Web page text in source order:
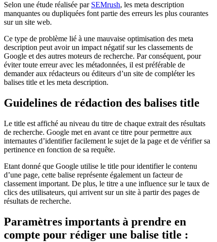
Selon une étude réalisée par SEMrush, les meta description
manquantes ou dupliquées font partie des erreurs les plus courantes
sur un site web.
Ce type de problème lié à une mauvaise optimisation des meta
description peut avoir un impact négatif sur les classements de
Google et des autres moteurs de recherche. Par conséquent, pour
éviter toute erreur avec les métadonnées, il est préférable de
demander aux rédacteurs ou éditeurs d’un site de compléter les
balises title et les meta description.
Guidelines de rédaction des balises title
Le title est affiché au niveau du titre de chaque extrait des résultats
de recherche. Google met en avant ce titre pour permettre aux
internautes d’identifier facilement le sujet de la page et de vérifier sa
pertinence en fonction de sa requête.
Etant donné que Google utilise le title pour identifier le contenu
d’une page, cette balise représente également un facteur de
classement important. De plus, le titre a une influence sur le taux de
clics des utilisateurs, qui arrivent sur un site à partir des pages de
résultats de recherche.
Paramètres importants à prendre en
compte pour rédiger une balise title :